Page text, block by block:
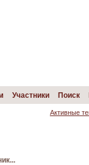
Участники Поиск
Активные